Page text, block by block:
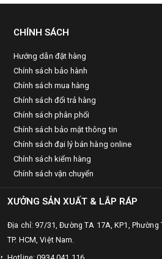
CHÍNH SÁCH
Hướng dẫn đặt hàng
Chính sách bảo hành
Chính sách mua hàng
Chính sách đổi trả hàng
Chính sách phân phối
Chính sách bảo mật thông tin
Chính sách đại lý bán hàng online
Chính sách kiểm hàng
Chính sách vận chuyển
XƯỞNG SẢN XUẤT & LẮP RÁP
Địa chỉ: 97/31, Đường TA 17A, KP1, Phường
TP. HCM, Việt Nam.